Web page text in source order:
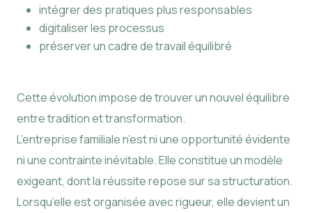
intégrer des pratiques plus responsables
digitaliser les processus
préserver un cadre de travail équilibré
Cette évolution impose de trouver un nouvel équilibre
entre tradition et transformation.
L’entreprise familiale n’est ni une opportunité évidente
ni une contrainte inévitable. Elle constitue un modèle
exigeant, dont la réussite repose sur sa structuration.
Lorsqu’elle est organisée avec rigueur, elle devient un